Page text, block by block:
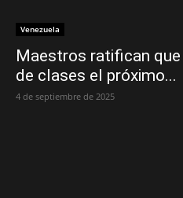
Venezuela
Maestros ratifican
de clases el próximo...
4 de septiembre de 2025